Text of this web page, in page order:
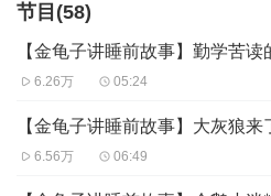
节目(58)
【金龟子讲睡前故事】勤学苦读
6.26万 05:24
【金龟子讲睡前故事】大灰狼来
6.56万 06:49